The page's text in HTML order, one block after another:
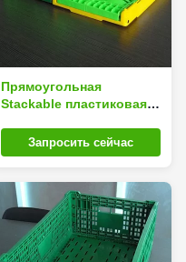
Прямоугольная
Stackable пластиковая
30x20x12cm
Запросить сейчас